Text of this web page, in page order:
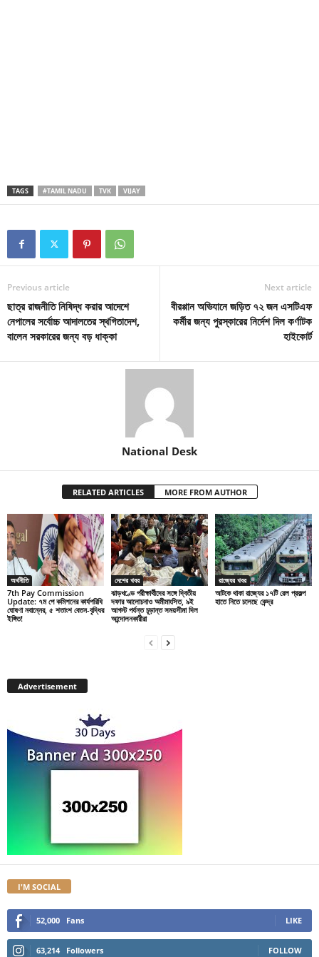
TAGS #TAMIL NADU TVK VIJAY
Previous article
ছাত্র রাজনীতি নিষিদ্ধ করার আদেশে
নেপালের সর্বোচ্চ আদালতের স্থগিতাদেশ,
বালেন সরকারের জন্য বড় ধাক্কা
Next article
বীরপ্পান অভিযানে জড়িত ৭২ জন এসটিএফ
কর্মীর জন্য পুরস্কারের নির্দেশ দিল কর্ণাটক
হাইকোর্ট
National Desk
RELATED ARTICLES MORE FROM AUTHOR
অর্থনীতি
7th Pay Commission
Update: ৭ম পে কমিশনের কার্যপরিধি
ঘোষণা নবান্নের, ৫ শতাংশ বেতন-বৃদ্ধির
ইঙ্গিত!
দেশের খবর
ঝাড়খণ্ডে পরীক্ষার্থীদের সঙ্গে দ্বিতীয়
দফার আলোচনাও অমীমাংসিত, ৯ই
আগস্ট পর্যন্ত চূড়ান্ত সময়সীমা দিল
আন্দোলনকারীরা
রাজ্যের খবর
আটকে থাকা রাজ্যের ১৭টি রেল প্রকল্প
হাতে নিতে চলেছে কেন্দ্র
Advertisement
I'M SOCIAL
52,000 Fans LIKE
63,214 Followers FOLLOW